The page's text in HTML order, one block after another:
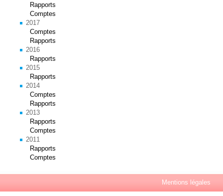
Rapports
Comptes
2017
Comptes
Rapports
2016
Rapports
2015
Rapports
2014
Comptes
Rapports
2013
Rapports
Comptes
2011
Rapports
Comptes
Mentions légales